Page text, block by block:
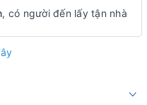
, có người đến lấy tận nhà